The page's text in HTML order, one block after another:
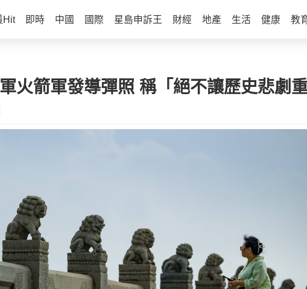
Hit 即時 中國 國際 星島申訴王 財經 地產 生活 健康 教
火箭軍發導彈照 稱「絕不讓歷史悲劇